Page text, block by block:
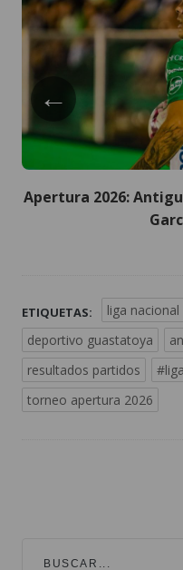
←
Apertura 2026:
ETIQUETAS: liga nacional
deportivo guastatoya
resultados partidos
torneo apertura 2026